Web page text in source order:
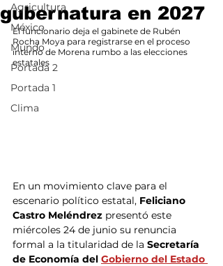
Agricultura
México
Mundo
Portada 2
Portada 1
Clima
gubernatura en 2027
El funcionario deja el gabinete de Rubén
Rocha Moya para registrarse en el proceso
interno de Morena rumbo a las elecciones
estatales
En un movimiento clave para el
escenario político estatal, Feliciano
Castro Meléndrez presentó este
miércoles 24 de junio su renuncia
formal a la titularidad de la Secretaría
de Economía del Gobierno del Estado